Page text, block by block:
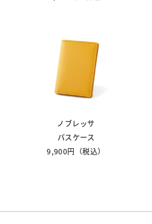
ノブレッサ
パスケース
9,900円（税込）